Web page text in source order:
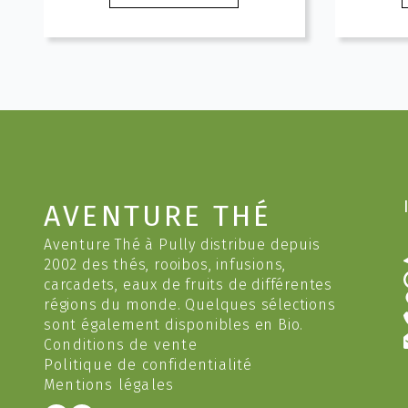
10.20 CHF
produit
options
la
page
du
produit
AVENTURE THÉ
Aventure Thé à Pully distribue depuis
2002 des thés, rooibos, infusions,
carcadets, eaux de fruits de différentes
régions du monde. Quelques sélections
sont également disponibles en Bio.
Conditions de vente
Politique de confidentialité
Mentions légales